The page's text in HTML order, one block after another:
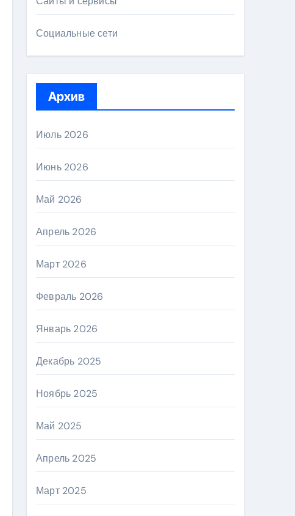
Социальные сети
Архив
Июль 2026
Июнь 2026
Май 2026
Апрель 2026
Март 2026
Февраль 2026
Январь 2026
Декабрь 2025
Ноябрь 2025
Май 2025
Апрель 2025
Март 2025